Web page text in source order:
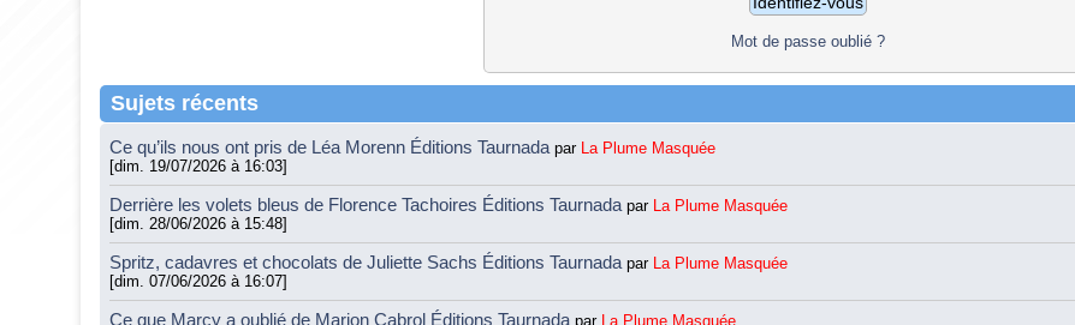
Mot de passe oublié ?
Sujets récents
Ce qu’ils nous ont pris de Léa Morenn Éditions Taurnada par La Plume Masquée
[dim. 19/07/2026 à 16:03]
Derrière les volets bleus de Florence Tachoires Éditions Taurnada par La Plume Masquée
[dim. 28/06/2026 à 15:48]
Spritz, cadavres et chocolats de Juliette Sachs Éditions Taurnada par La Plume Masquée
[dim. 07/06/2026 à 16:07]
Ce que Marcy a oublié de Marion Cabrol Éditions Taurnada par La Plume Masquée